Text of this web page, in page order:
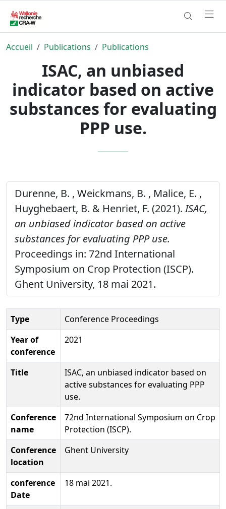
Accueil Publications Publications
ISAC, an unbiased
indicator based on active
substances for evaluating
PPP use.
Durenne, B. , Weickmans, B. , Malice, E. ,
Huyghebaert, B. & Henriet, F. (2021).ISAC,
an unbiased indicator based on active
substances for evaluating PPP use.
Proceedings in: 72nd International
Symposium on Crop Protection (ISCP).
Ghent University, 18 mai 2021.
Type
Conference Proceedings
Year of
conference
2021
Title
ISAC, an unbiased indicator based on
active substances for evaluating PPP
use.
Conference
name
72nd International Symposium on Crop
Protection (ISCP).
Conference
location
Ghent University
conference
Date
18 mai 2021.